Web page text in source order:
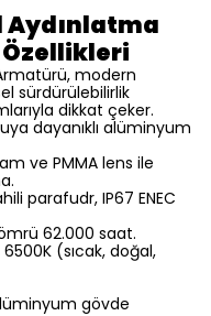
Aydınlatma
Armatürü, modern
sürdürülebilirlik
dikkat çeker.
dayanıklı alüminyum
ve PMMA lens ile
parafudr, IP67 ENEC
62.000 saat.
(sıcak, doğal,
gövde